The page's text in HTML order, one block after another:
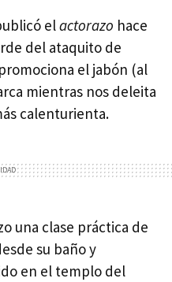
elactorazo hace
del ataquito de
el jabón (al
mientras nos deleita
calenturienta.
una clase práctica de
su baño y
en el templo del